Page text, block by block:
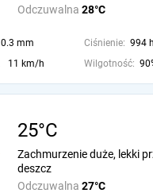
Odczuwalna 28°C
0.3 mm Ciśnienie: 994
11 km/h Wilgotność:
25°C
Odczuwalna 27°C
Zachmurzenie duże, lekki
deszcz